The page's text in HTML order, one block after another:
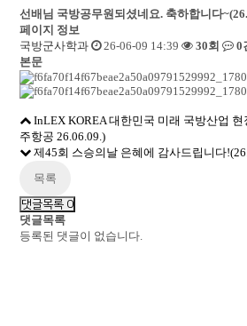
선배님 국방공무원되셨네요. 축하합니다
페이지 정보
국방군사학과
26-06-09 14:39 30회
0
본문
InLEX KOREA 대한민국 미래 국방산업
주항공 26.06.09.)
제45회 스승의날 은혜에 감사드립니다
목록
댓글목록 0
댓글목록
등록된 댓글이 없습니다.